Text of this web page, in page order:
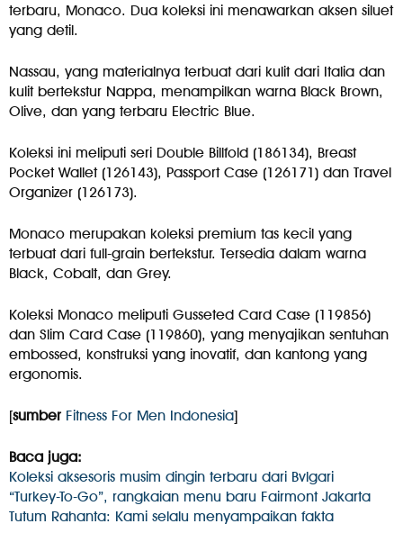
terbaru, Monaco. Dua koleksi ini menawarkan aksen siluet
yang detil.
Nassau, yang materialnya terbuat dari kulit dari Italia dan
kulit bertekstur Nappa, menampilkan warna Black Brown,
Olive, dan yang terbaru Electric Blue.
Koleksi ini meliputi seri Double Billfold (186134), Breast
Pocket Wallet (126143), Passport Case (126171) dan Travel
Organizer (126173).
Monaco merupakan koleksi premium tas kecil yang
terbuat dari full-grain bertekstur. Tersedia dalam warna
Black, Cobalt, dan Grey.
Koleksi Monaco meliputi Gusseted Card Case (119856)
dan Slim Card Case (119860), yang menyajikan sentuhan
embossed, konstruksi yang inovatif, dan kantong yang
ergonomis.
[sumber Fitness For Men Indonesia]
Baca juga:
Koleksi aksesoris musim dingin terbaru dari Bvlgari
“Turkey-To-Go”, rangkaian menu baru Fairmont Jakarta
Tutum Rahanta: Kami selalu menyampaikan fakta